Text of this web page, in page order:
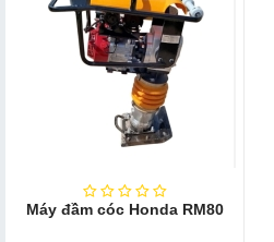
Máy đầm cóc Honda RM80